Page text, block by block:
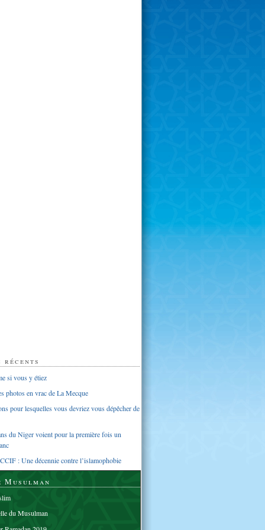
si vous y étiez
photos en vrac de La Mecque
pour lesquelles vous devriez vous dépêcher de
du Niger voient pour la première fois un
: Une décennie contre l’islamophobie
Musulman
du Musulman